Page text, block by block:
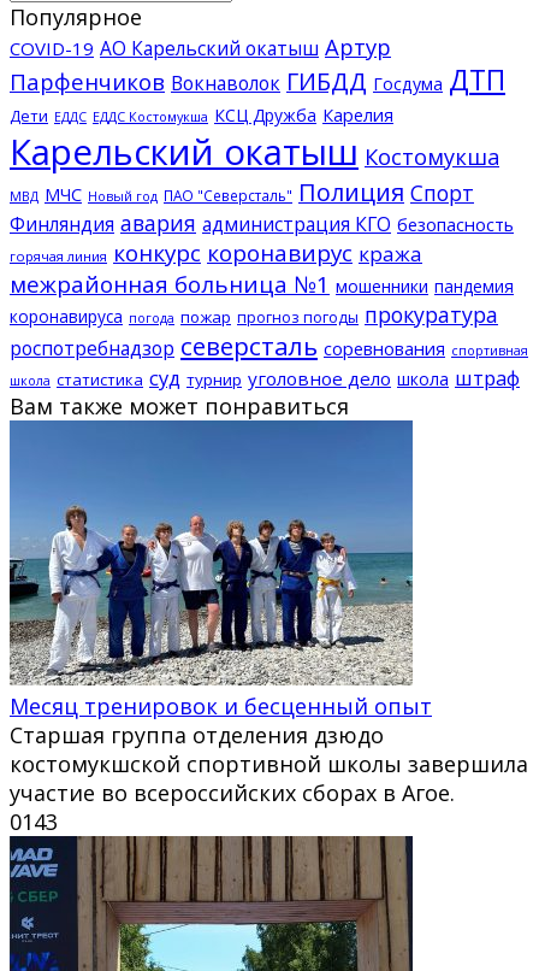
Популярное
COVID-19 АО Карельский окатыш Артур
Парфенчиков Вокнаволок ГИБДД Госдума ДТП
Дети ЕДДС ЕДДС Костомукша КСЦ Дружба Карелия
Карельский окатыш Костомукша
МВД МЧС Новый год ПАО "Северсталь" Полиция Спорт
Финляндия авария администрация КГО безопасность
горячая линия конкурс коронавирус кража
межрайонная больница №1 мошенники пандемия
коронавируса погода пожар прогноз погоды прокуратура
роспотребнадзор северсталь соревнования спортивная
школа статистика суд турнир уголовное дело школа штраф
Вам также может понравиться
Месяц тренировок и бесценный опыт
Старшая группа отделения дзюдо
костомукшской спортивной школы завершила
участие во всероссийских сборах в Агое.
0143